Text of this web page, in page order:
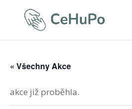
« Všechny Akce
akce již proběhla.